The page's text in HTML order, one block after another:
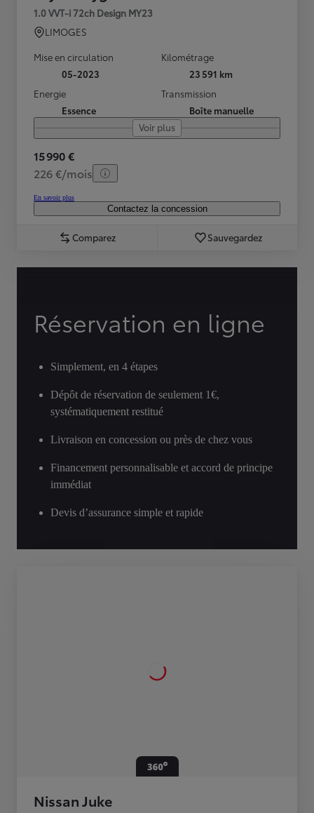
1.0 VVT-i 72ch Design MY23
LIMOGES
Mise en circulation
05-2023
Kilométrage
23 591 km
Energie
Essence
Transmission
Boîte manuelle
Voir plus
15 990 €
226 €/mois
En savoir plus
Contactez la concession
Comparez Sauvegardez
Réservation en ligne
Simplement, en 4 étapes
Dépôt de réservation de seulement 1€,
systématiquement restitué
Livraison en concession ou près de chez vous
Financement personnalisable et accord de principe
immédiat
Devis d’assurance simple et rapide
Nissan Juke